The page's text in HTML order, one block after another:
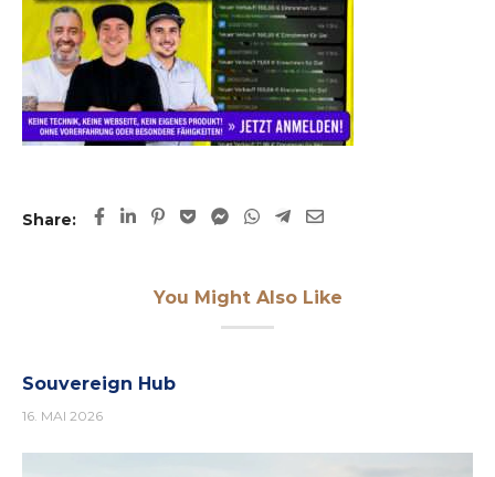
Share:
You Might Also Like
Souvereign Hub
16. MAI 2026